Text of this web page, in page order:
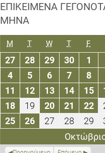
ΕΠΙΚΕΊΜΕΝΑ
ΜΉΝΑ
M ΔΕΥΤΈΡΑ
TΤΡΊΤΗ
WΤΕΤΆΡΤΗ
TΠΈΜΠΤΗ
F
2727
Σεπτεμβρίου
2021
2828
Σεπτεμβρίου
2021
2929
2021
3030
2021
1
44
Οκτωβρίου
2021
55
Οκτωβρίου
2021
66
Οκτωβρίου
2021
77
2021
88
11
Οκτωβρίου
2021
1212
Οκτωβρίου
2021
1313
Οκτωβρίου
2021
1414
2021
1515
1818
Οκτωβρίου
2021
19
Οκτωβρίου
2021
2020
Οκτωβρίου
2021
21
2021
2222
2525
Οκτωβρίου
2626
Οκτωβρίου
27
Οκτωβρίου
2021
28
2021
2929